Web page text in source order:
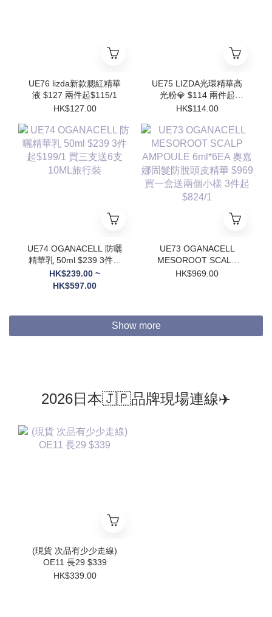
UE76 lizda新款腮紅精華
液 $127 兩件起$115/1
HK$127.00
UE75 LIZDA光環精華高
光粉💎 $114 兩件起
$102/1
HK$114.00
UE74 OGANACELL 防曬
精華乳 50ml $239 3件起
$199/1 買三支送6支
10ML旅行裝
HK$239.00 ~
HK$597.00
UE73 OGANACELL
MESOROOT SCALP
AMPOULE 6ml*6EA 奧
HK$969.00
Show more
2026日本🇯🇵品牌現場連線✈️
(現貨 次品有少少走線)
OE11 長29 $339
HK$339.00